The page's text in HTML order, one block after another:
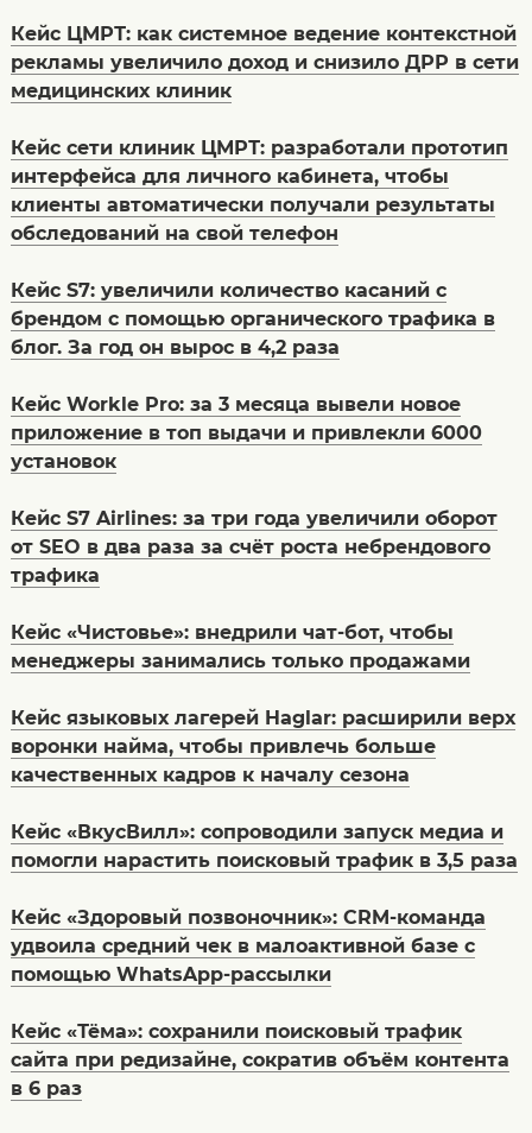
Кейс ЦМРТ: как системное ведение контекстной
рекламы увеличило доход и снизило ДРР в сети
медицинских клиник
Кейс сети клиник ЦМРТ: разработали прототип
интерфейса для личного кабинета, чтобы
клиенты автоматически получали результаты
обследований на свой телефон
Кейс S7: увеличили количество касаний с
брендом с помощью органического трафика в
блог. За год он вырос в 4,2 раза
Кейс Workle Pro: за 3 месяца вывели новое
приложение в топ выдачи и привлекли 6000
установок
Кейс S7 Airlines: за три года увеличили оборот
от SEO в два раза за счёт роста небрендового
трафика
Кейс «Чистовье»: внедрили чат-бот, чтобы
менеджеры занимались только продажами
Кейс языковых лагерей Haglar: расширили верх
воронки найма, чтобы привлечь больше
качественных кадров к началу сезона
Кейс «ВкусВилл»: сопроводили запуск медиа и
помогли нарастить поисковый трафик в 3,5 раза
Кейс «Здоровый позвоночник»: CRM-команда
удвоила средний чек в малоактивной базе с
помощью WhatsApp-рассылки
Кейс «Тёма»: сохранили поисковый трафик
сайта при редизайне, сократив объём контента
в 6 раз